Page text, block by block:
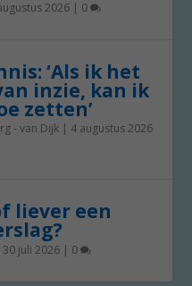
2026 | 0
‘Als ik het
inzie, kan ik
zetten’
- van Dijk | 4 augustus 2026
liever een
30 juli 2026 | 0